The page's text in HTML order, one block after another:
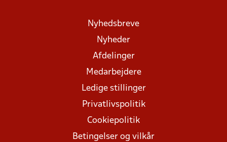
Nyhedsbreve
Nyheder
Afdelinger
Medarbejdere
Ledige stillinger
Privatlivspolitik
Cookiepolitik
Betingelser og vilkår